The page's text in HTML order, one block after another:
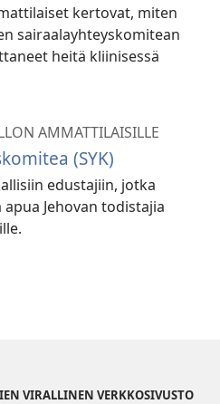
kertovat, miten
sairaalayhteyskomitean
heitä kliinisessä
AMMATTILAISILLE
(SYK)
edustajiin, jotka
Jehovan todistajia
VIRALLINEN VERKKOSIVUSTO